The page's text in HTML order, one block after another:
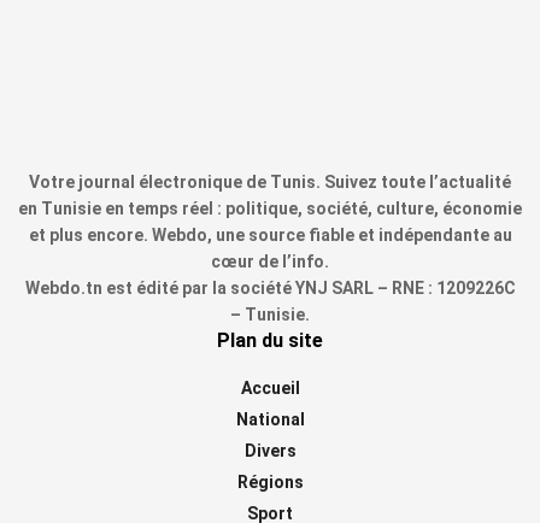
Votre journal électronique de Tunis. Suivez toute l’actualité
en Tunisie en temps réel : politique, société, culture, économie
et plus encore. Webdo, une source fiable et indépendante au
cœur de l’info.
Webdo.tn est édité par la société YNJ SARL – RNE : 1209226C
– Tunisie.
Plan du site
Accueil
National
Divers
Régions
Sport